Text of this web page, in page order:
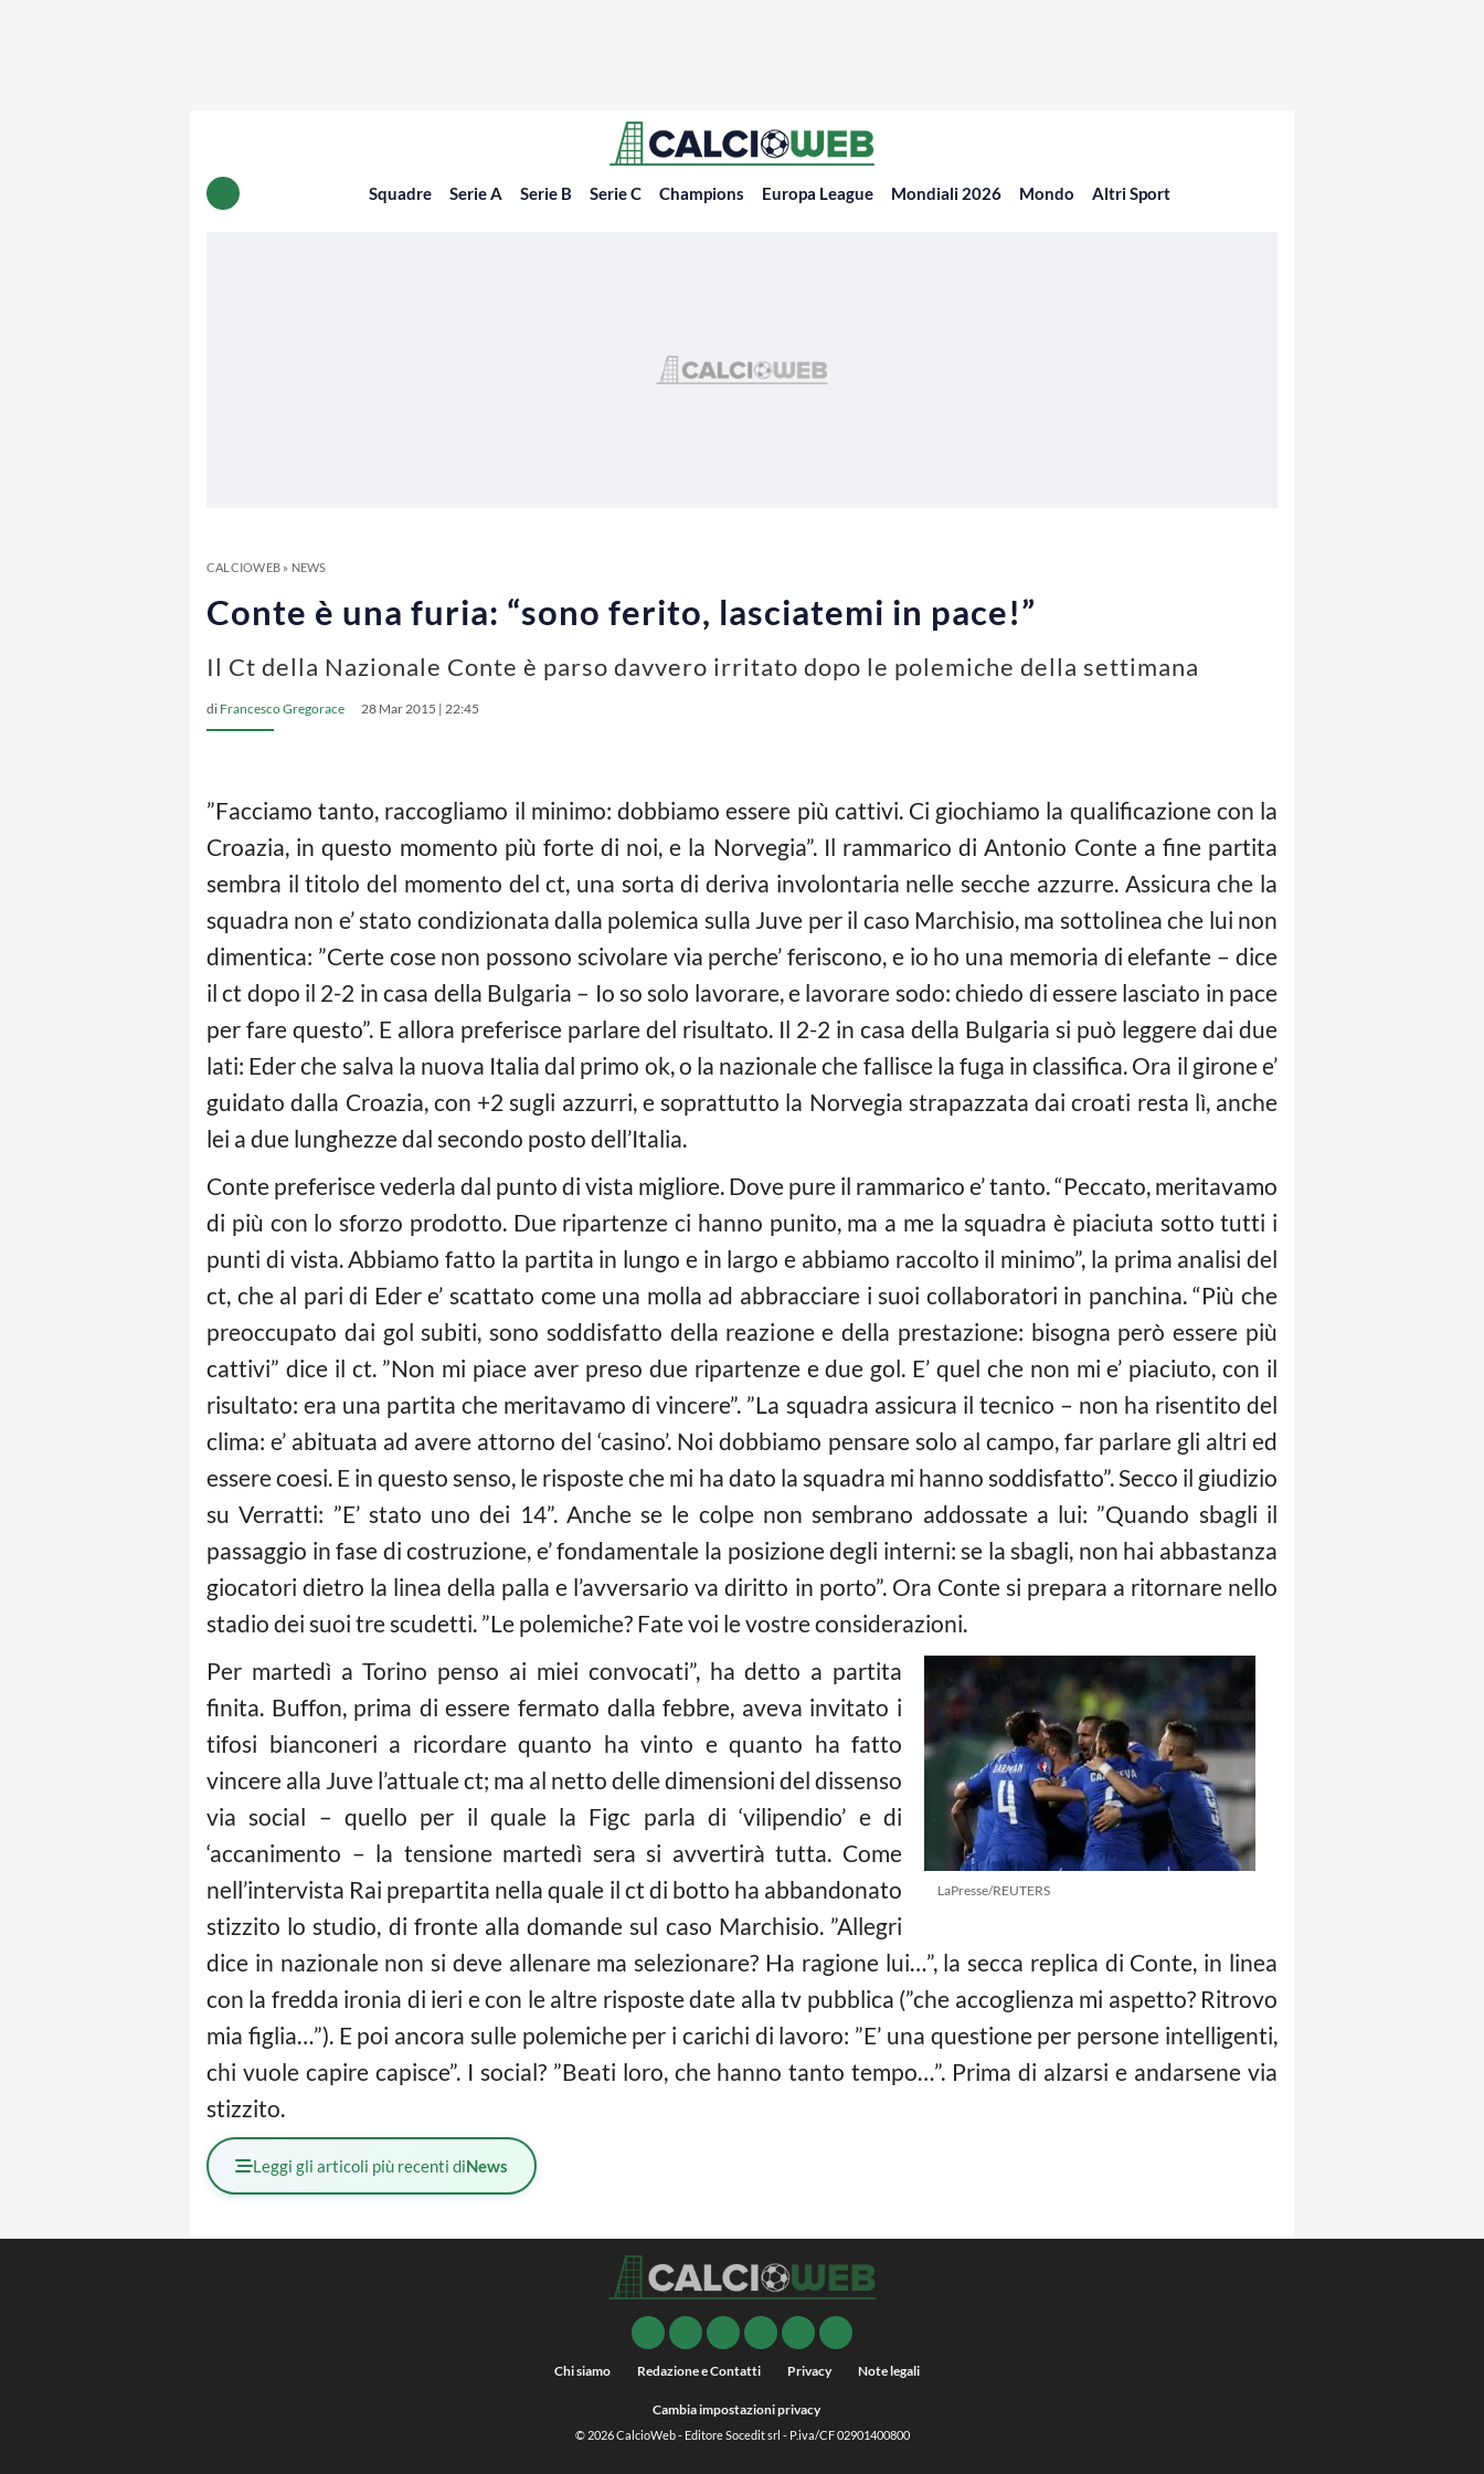
Squadre Serie A Serie B Serie C Champions Europa League Mondiali 2026 Mondo Altri Sport
CALCIOWEB» NEWS
Conte è una furia: “sono ferito, lasciatemi in pace!”
Il Ct della Nazionale Conte è parso davvero irritato dopo le polemiche della settimana
di Francesco Gregorace 28 Mar 2015 | 22:45
”Facciamo tanto, raccogliamo il minimo: dobbiamo essere più cattivi. Ci giochiamo la qualificazione con la
Croazia, in questo momento più forte di noi, e la Norvegia”. Il rammarico di Antonio Conte a fine partita
sembra il titolo del momento del ct, una sorta di deriva involontaria nelle secche azzurre. Assicura che la
squadra non e’ stato condizionata dalla polemica sulla Juve per il caso Marchisio, ma sottolinea che lui non
dimentica: ”Certe cose non possono scivolare via perche’ feriscono, e io ho una memoria di elefante – dice
il ct dopo il 2-2 in casa della Bulgaria – Io so solo lavorare, e lavorare sodo: chiedo di essere lasciato in pace
per fare questo”. E allora preferisce parlare del risultato. Il 2-2 in casa della Bulgaria si può leggere dai due
lati: Eder che salva la nuova Italia dal primo ok, o la nazionale che fallisce la fuga in classifica. Ora il girone e’
guidato dalla Croazia, con +2 sugli azzurri, e soprattutto la Norvegia strapazzata dai croati resta lì, anche
lei a due lunghezze dal secondo posto dell’Italia.
Conte preferisce vederla dal punto di vista migliore. Dove pure il rammarico e’ tanto. “Peccato, meritavamo
di più con lo sforzo prodotto. Due ripartenze ci hanno punito, ma a me la squadra è piaciuta sotto tutti i
punti di vista. Abbiamo fatto la partita in lungo e in largo e abbiamo raccolto il minimo”, la prima analisi del
ct, che al pari di Eder e’ scattato come una molla ad abbracciare i suoi collaboratori in panchina. “Più che
preoccupato dai gol subiti, sono soddisfatto della reazione e della prestazione: bisogna però essere più
cattivi” dice il ct. ”Non mi piace aver preso due ripartenze e due gol. E’ quel che non mi e’ piaciuto, con il
risultato: era una partita che meritavamo di vincere”. ”La squadra assicura il tecnico – non ha risentito del
clima: e’ abituata ad avere attorno del ‘casino’. Noi dobbiamo pensare solo al campo, far parlare gli altri ed
essere coesi. E in questo senso, le risposte che mi ha dato la squadra mi hanno soddisfatto”. Secco il giudizio
su Verratti: ”E’ stato uno dei 14”. Anche se le colpe non sembrano addossate a lui: ”Quando sbagli il
passaggio in fase di costruzione, e’ fondamentale la posizione degli interni: se la sbagli, non hai abbastanza
giocatori dietro la linea della palla e l’avversario va diritto in porto”. Ora Conte si prepara a ritornare nello
stadio dei suoi tre scudetti. ”Le polemiche? Fate voi le vostre considerazioni.
LaPresse/REUTERS
Per martedì a Torino penso ai miei convocati”, ha detto a partita
finita. Buffon, prima di essere fermato dalla febbre, aveva invitato i
tifosi bianconeri a ricordare quanto ha vinto e quanto ha fatto
vincere alla Juve l’attuale ct; ma al netto delle dimensioni del dissenso
via social – quello per il quale la Figc parla di ‘vilipendio’ e di
‘accanimento – la tensione martedì sera si avvertirà tutta. Come
nell’intervista Rai prepartita nella quale il ct di botto ha abbandonato
stizzito lo studio, di fronte alla domande sul caso Marchisio. ”Allegri
dice in nazionale non si deve allenare ma selezionare? Ha ragione lui…”, la secca replica di Conte, in linea
con la fredda ironia di ieri e con le altre risposte date alla tv pubblica (”che accoglienza mi aspetto? Ritrovo
mia figlia…”). E poi ancora sulle polemiche per i carichi di lavoro: ”E’ una questione per persone intelligenti,
chi vuole capire capisce”. I social? ”Beati loro, che hanno tanto tempo…”. Prima di alzarsi e andarsene via
stizzito.
Leggi gli articoli più recenti diNews
Chi siamo Redazione e Contatti Privacy Note legali
Cambia impostazioni privacy
© 2026CalcioWeb- Editore Socedit srl - P.iva/CF 02901400800